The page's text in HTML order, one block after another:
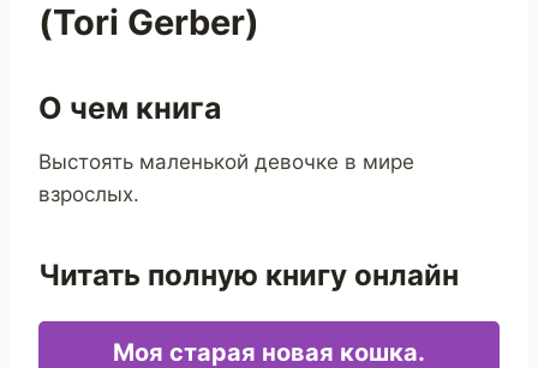
(Tori Gerber)
О чем книга
Выстоять маленькой девочке в мире
взрослых.
Читать полную книгу онлайн
Моя старая новая кошка.